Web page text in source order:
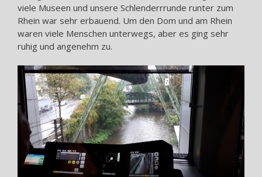
viele Museen und unsere Schlenderrrunde runter zum
Rhein war sehr erbauend. Um den Dom und am Rhein
waren viele Menschen unterwegs, aber es ging sehr
ruhig und angenehm zu.